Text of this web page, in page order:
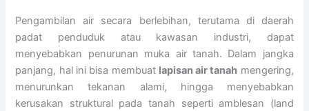
Pengambilan air secara berlebihan, terutama di daerah
padat penduduk atau kawasan industri, dapat
menyebabkan penurunan muka air tanah. Dalam jangka
panjang, hal ini bisa membuat lapisan air tanah mengering,
menurunkan tekanan alami, hingga menyebabkan
kerusakan struktural pada tanah seperti amblesan (land